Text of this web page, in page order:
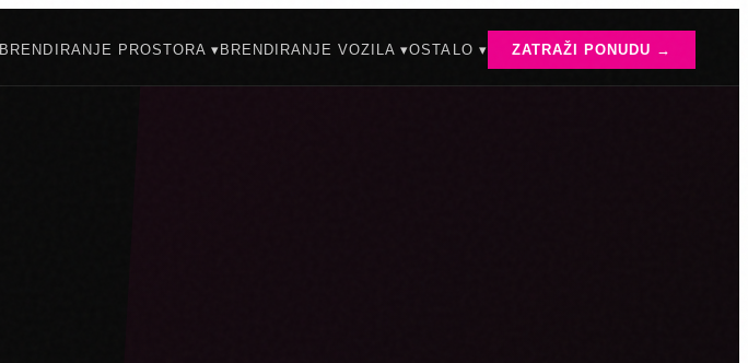
BRENDIRANJE PROSTORA ▾ BRENDIRANJE VOZILA ▾OSTALO ▾ ZATRAŽI PONUDU →